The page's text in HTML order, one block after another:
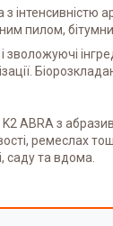
пилом,
ABRA з
ремеслах
саду та вдома.